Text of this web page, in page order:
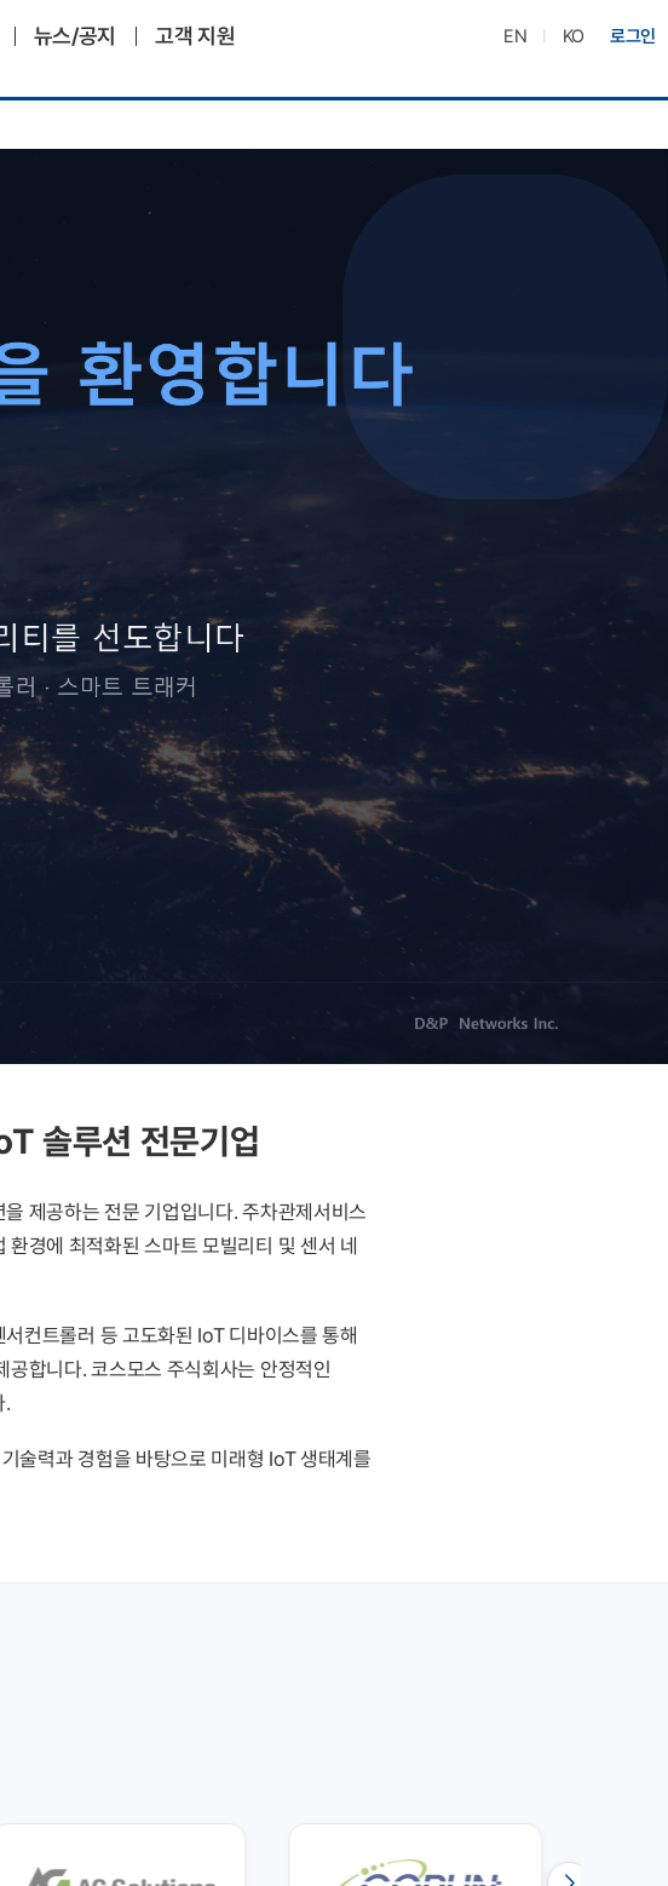
뉴스/공지 고객 지원 EN KO 로그인
솔루션 전문기업
제공하는 전문 기업입니다. 주차관제서비스
경에 최적화된 스마트 모빌리티 및 센서 네
컨트롤러 등 고도화된 IoT 디바이스를 통해
공합니다. 코스모스 주식회사는 안정적인
.
술력과 경험을 바탕으로 미래형 IoT 생태계를